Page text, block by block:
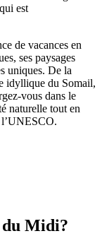
est
de vacances en
ses paysages
uniques. De la
idyllique du Somail,
vous dans le
naturelle tout en
du Midi?